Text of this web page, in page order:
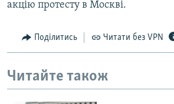
акцію протесту в Москві.
Поділитись Читати без VPN
Читайте також